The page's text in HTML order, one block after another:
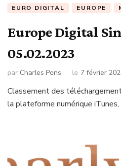
EURO DIGITAL EUROPE
Europe Digital
05.02.2023
par Charles Pons le 7 février
Classement des
la plateforme numérique